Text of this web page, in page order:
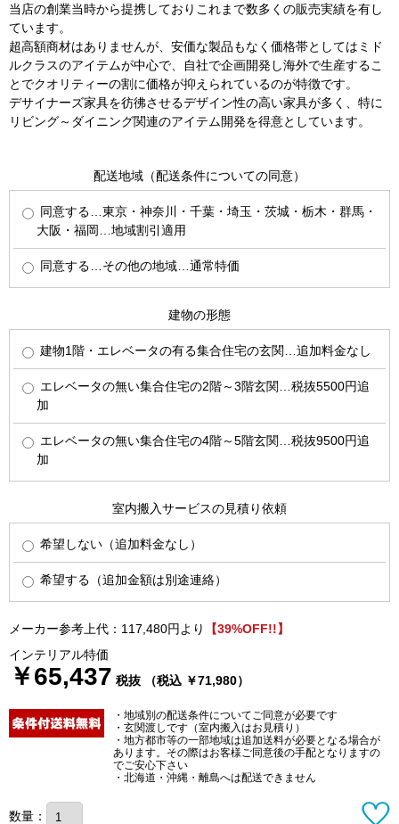
当店の創業当時から提携しておりこれまで数多くの販売実績を有し
ています。
超高額商材はありませんが、安価な製品もなく価格帯としてはミド
ルクラスのアイテムが中心で、自社で企画開発し海外で生産するこ
とでクオリティーの割に価格が抑えられているのが特徴です。
デサイナーズ家具を彷彿させるデザイン性の高い家具が多く、特に
リビング～ダイニング関連のアイテム開発を得意としています。
配送地域（配送条件についての同意）
同意する…東京・神奈川・千葉・埼玉・茨城・栃木・群馬・
大阪・福岡…地域割引適用
同意する…その他の地域…通常特価
建物の形態
建物1階・エレベータの有る集合住宅の玄関…追加料金なし
エレベータの無い集合住宅の2階～3階玄関…税抜5500円追
加
エレベータの無い集合住宅の4階～5階玄関…税抜9500円追
加
室内搬入サービスの見積り依頼
希望しない（追加料金なし）
希望する（追加金額は別途連絡）
メーカー参考上代：117,480円より
【39%OFF!!】
インテリアル特価
￥65,437 税抜 （税込 ￥71,980）
・地域別の配送条件についてご同意が必要です
・玄関渡しです（室内搬入はお見積り）
・地方都市等の一部地域は追加送料が必要となる場合が
あります。その際はお客様ご同意後の手配となりますの
でご安心下さい
・北海道・沖縄・離島へは配送できません
数量：